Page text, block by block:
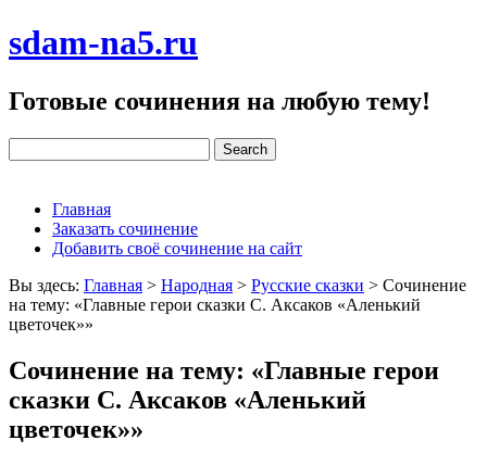
sdam-na5.ru
Готовые сочинения на любую тему!
Главная
Заказать сочинение
Добавить своё сочинение на сайт
Вы здесь: Главная > Народная > Русские сказки > Сочинение
на тему: «Главные герои сказки С. Аксаков «Аленький
цветочек»»
Сочинение на тему: «Главные герои
сказки С. Аксаков «Аленький
цветочек»»